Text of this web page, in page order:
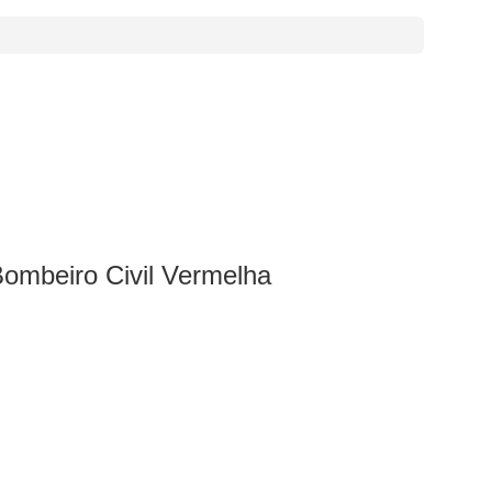
Civil Vermelha